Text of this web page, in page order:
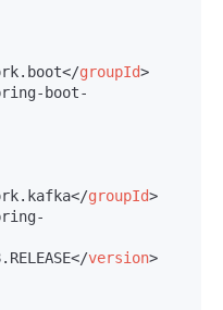
</groupId>
boot-
</groupId>
</version>